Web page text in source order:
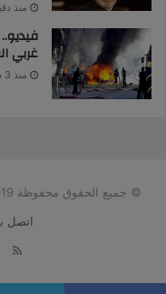
منذ
غربي
منذ 3 دقائق
© جميع الحقوق محفوظة 2019 - 2022 -
اتصل